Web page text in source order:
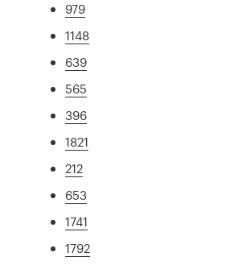
979
1148
639
565
396
1821
212
653
1741
1792